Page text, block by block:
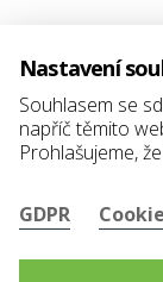
Nastavení
Souhlasem se
napříč těmito
Prohlašujeme,
GDPR